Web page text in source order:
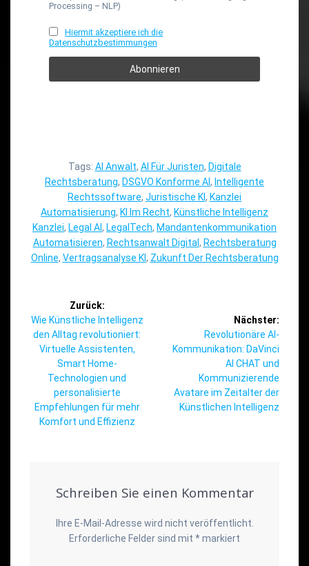
Processing – NLP)
Hiermit akzeptiere ich die
Datenschutzbestimmungen
Tags: AI Anwalt, AI Für Juristen, Digitale
Rechtsberatung, DSGVO Konforme AI, Intelligente
Rechtssoftware, Juristische KI, Kanzlei
Automatisierung, KI Im Recht, Künstliche Intelligenz
Kanzlei, Legal AI, LegalTech, Mandantenkommunikation
Automatisieren, Rechtsanwalt Digital, Rechtsberatung
Online, Vertragsanalyse KI, Zukunft Der Rechtsberatung
Beitragsnavigation
Zurück:
Vorheriger
Beitrag:
Wie Künstliche Intelligenz
den Alltag revolutioniert:
Virtuelle Assistenten,
Smart Home-
Technologien und
personalisierte
Empfehlungen für mehr
Komfort und Effizienz
Nächster:
Nächster
Beitrag:
Revolutionäre AI-
Kommunikation: DaVinci
AI CHAT und
Kommunizierende
Avatare im Zeitalter der
Künstlichen Intelligenz
Schreiben Sie einen Kommentar
Ihre E-Mail-Adresse wird nicht veröffentlicht.
Erforderliche Felder sind mit *markiert